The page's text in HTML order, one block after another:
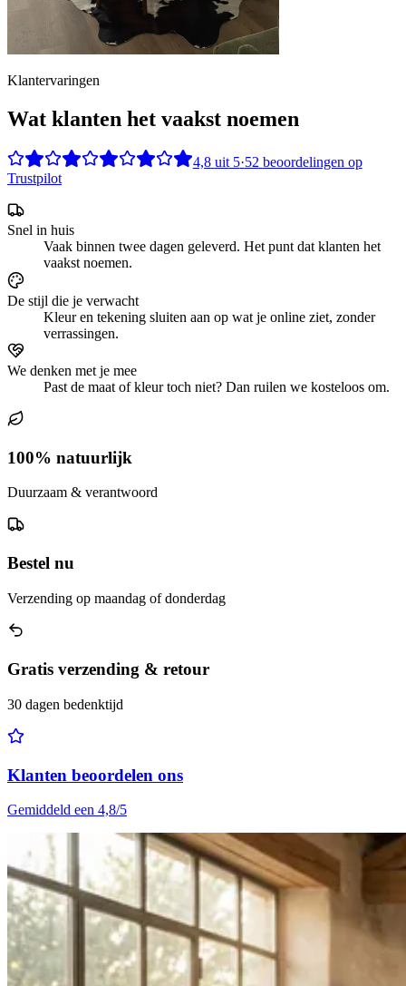
Klantervaringen
Wat klanten het vaakst noemen
4,8 uit5·52 beoordelingen op
Trustpilot
Snel in huis
Vaak binnen twee dagen geleverd. Het punt dat klanten het
vaakst noemen.
De stijl die je verwacht
Kleur en tekening sluiten aan op wat je online ziet, zonder
verrassingen.
We denken met je mee
Past de maat of kleur toch niet? Dan ruilen we kosteloos om.
100% natuurlijk
Duurzaam & verantwoord
Bestel nu
Verzending op maandag of donderdag
Gratis verzending & retour
30 dagen bedenktijd
Klanten beoordelen ons
Gemiddeld een 4,8/5